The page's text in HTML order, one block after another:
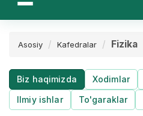
Asosiy Kafedralar Fizika
Biz haqimizda Xodimlar
Ilmiy ishlar
To'garaklar